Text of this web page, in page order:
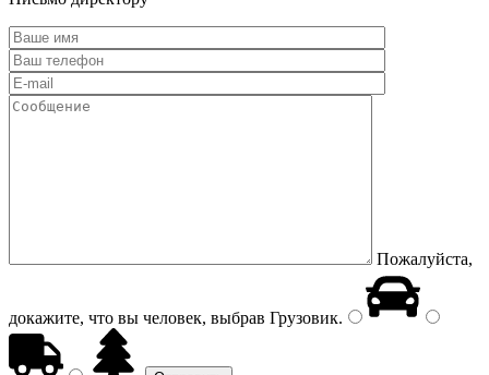
Пожалуйста,
докажите, что вы человек, выбрав Грузовик.